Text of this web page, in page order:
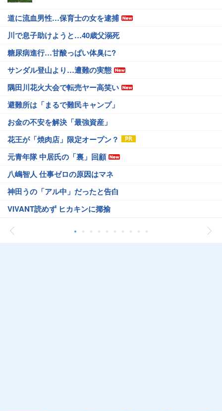
道に流血男性…保育士の女を逮捕
川で息子助けようと…40歳父溺死
糖尿病進行…甘酸っぱい体臭に?
サンダル登山より…遭難の実態
隅田川花火大会で転売ヤー高笑い
避難所は「まるで難民キャンプ」
お金の不安を解決「最強資産」
花王が「焼肉店」限定オープン？
元青年隊 中居氏の「裏」回顧
八嶋智人 仕事ゼロの原因はマネ
神田うの「アル中」だったと告白
VIVANT読めず ヒカキンに揶揄